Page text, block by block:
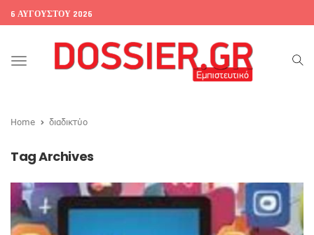
6 ΑΥΓΟΎΣΤΟΥ 2026
Toggle
Home διαδικτύο
Tag Archives